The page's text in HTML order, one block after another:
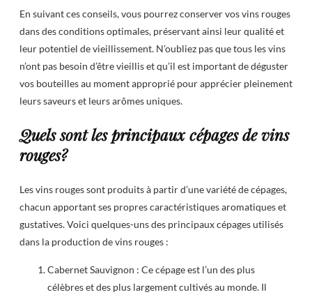
En suivant ces conseils, vous pourrez conserver vos vins rouges
dans des conditions optimales, préservant ainsi leur qualité et
leur potentiel de vieillissement. N’oubliez pas que tous les vins
n’ont pas besoin d’être vieillis et qu’il est important de déguster
vos bouteilles au moment approprié pour apprécier pleinement
leurs saveurs et leurs arômes uniques.
Quels sont les principaux cépages de vins
rouges?
Les vins rouges sont produits à partir d’une variété de cépages,
chacun apportant ses propres caractéristiques aromatiques et
gustatives. Voici quelques-uns des principaux cépages utilisés
dans la production de vins rouges :
Cabernet Sauvignon : Ce cépage est l’un des plus
célèbres et des plus largement cultivés au monde. Il